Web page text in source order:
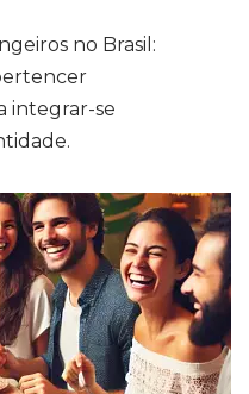
no Brasil:
integrar-se